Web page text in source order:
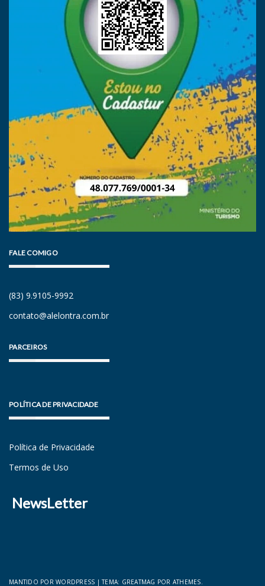
FALE COMIGO
(83) 9.9105-9992
contato@alelontra.com.br
PARCEIROS
POLÍTICA DE PRIVACIDADE
Política de Privacidade
Termos de Uso
NewsLetter
MANTIDO POR WORDPRESS |TEMA: GREATMAG POR ATHEMES.